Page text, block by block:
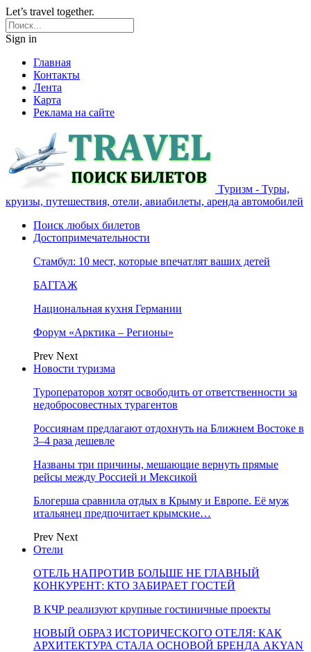
Let’s travel together.
Sign in
Главная
Контакты
Лента
Карта
Реклама на сайте
Туризм - Туры,
круизы, путешествия, отели, авиабилеты, аренда автомобилей
Поиск любых билетов
Достопримечательности
Стамбул: 10 мест, которые впечатлят ваших детей
БАГГАЖ
Национальная кухня Германии
Форум «Арктика – Регионы»
Prev Next
Новости туризма
Туроператоров хотят освободить от ответственности за
недобросовестных турагентов
Россиянам предлагают отдохнуть на Ближнем Востоке в
3–4 раза дешевле
Названы три причины, мешающие вернуть прямые
рейсы между Россией и Мексикой
Блогерша сравнила отдых в Крыму и Европе. Её муж
итальянец предпочитает крымские…
Prev Next
Отели
ОТЕЛЬ НАПРОТИВ БОЛЬШЕ НЕ ГЛАВНЫЙ
КОНКУРЕНТ: КТО ЗАБИРАЕТ ГОСТЕЙ
В КЧР реализуют крупные гостиничные проекты
НОВЫЙ ОБРАЗ ИСТОРИЧЕСКОГО ОТЕЛЯ: КАК
АРХИТЕКТУРА СТАЛА ОСНОВОЙ БРЕНДА AKYAN